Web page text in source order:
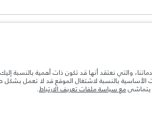
السيارة بالإكسسوارات والركاب والسوائل والوقود
والتي نعتقد أنها قد تكون ذات أهمية بالنسبة
الأساسية بالنسبة لاشتغال الموقع قد لا تعمل
يتماشىمع سياسة ملفات تعريف الارتباط.